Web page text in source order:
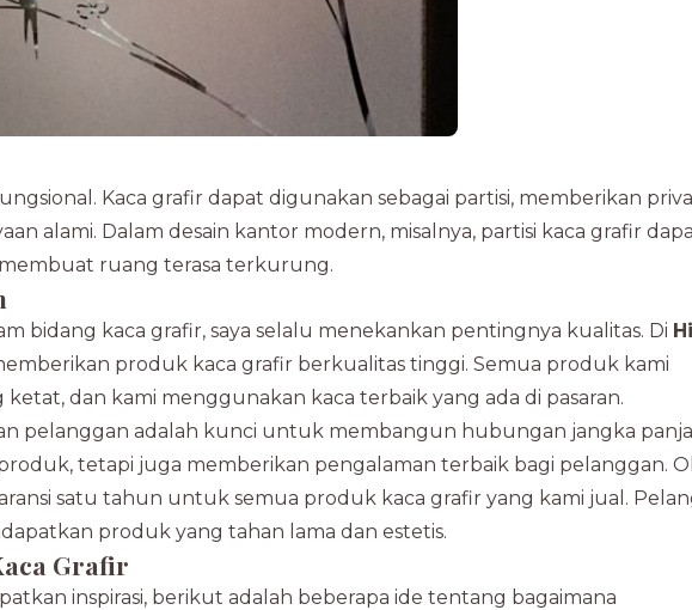
Kaca grafir dapat digunakan sebagai partisi, memberikan
alami. Dalam desain kantor modern, misalnya, partisi kaca grafir
ruang terasa terkurung.
bidang kaca grafir, saya selalu menekankan pentingnya kualitas. Di
produk kaca grafir berkualitas tinggi. Semua produk kami
dan kami menggunakan kaca terbaik yang ada di pasaran.
pelanggan adalah kunci untuk membangun hubungan jangka
tetapi juga memberikan pengalaman terbaik bagi pelanggan.
satu tahun untuk semua produk kaca grafir yang kami jual.
produk yang tahan lama dan estetis.
Grafir
inspirasi, berikut adalah beberapa ide tentang bagaimana